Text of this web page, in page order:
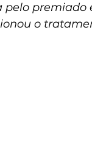
premiado
o